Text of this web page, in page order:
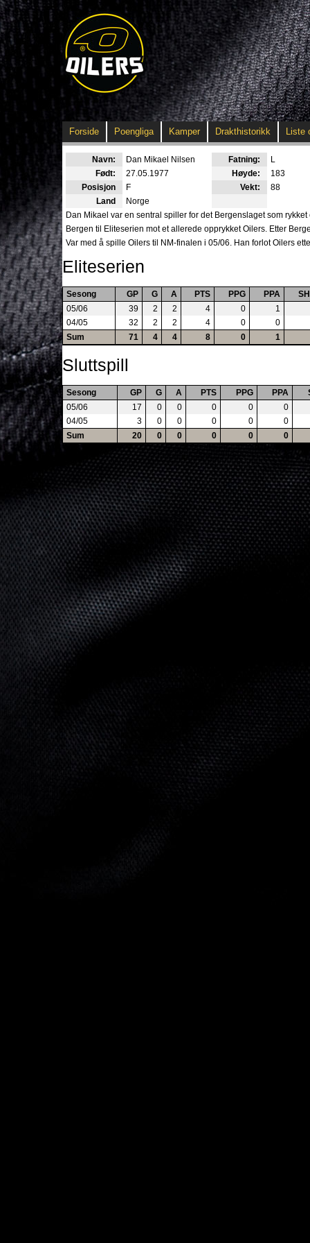
Forside Poengliga Kamper Drakthistorikk Liste
Navn: Dan Mikael Nilsen Fatning:
L
Født:
27.05.1977 Høyde:
183
Posisjon
F Vekt:
88
Land
Norge
Dan Mikael var en sentral spiller for det Bergenslaget som
Bergen til Eliteserien mot et allerede opprykket Oilers. Etter
Var med å spille Oilers til NM-finalen i 05/06. Han forlot Oilers
Eliteserien
Sesong GP G A PTS PPG PPA
05/06
39 2 2 4 0
1
04/05
32 2 2 4 0
0
Sum
71 4 4 8 0 1
Sluttspill
Sesong GP G A PTS PPG PPA
05/06
17 0 0 0 0
0
04/05
3 0 0 0 0
0
Sum
20 0 0 0 0 0